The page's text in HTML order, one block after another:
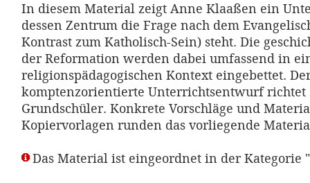
In diesem Material zeigt Anne Klaaßen ein
dessen Zentrum die Frage nach dem
Kontrast zum Katholisch-Sein) steht. Die
der Reformation werden dabei umfassend in
religionspädagogischen Kontext eingebettet.
komptenzorientierte Unterrichtsentwurf richtet
Grundschüler. Konkrete Vorschläge und
Kopiervorlagen runden das vorliegende
Das Material ist eingeordnet in der Kategorie